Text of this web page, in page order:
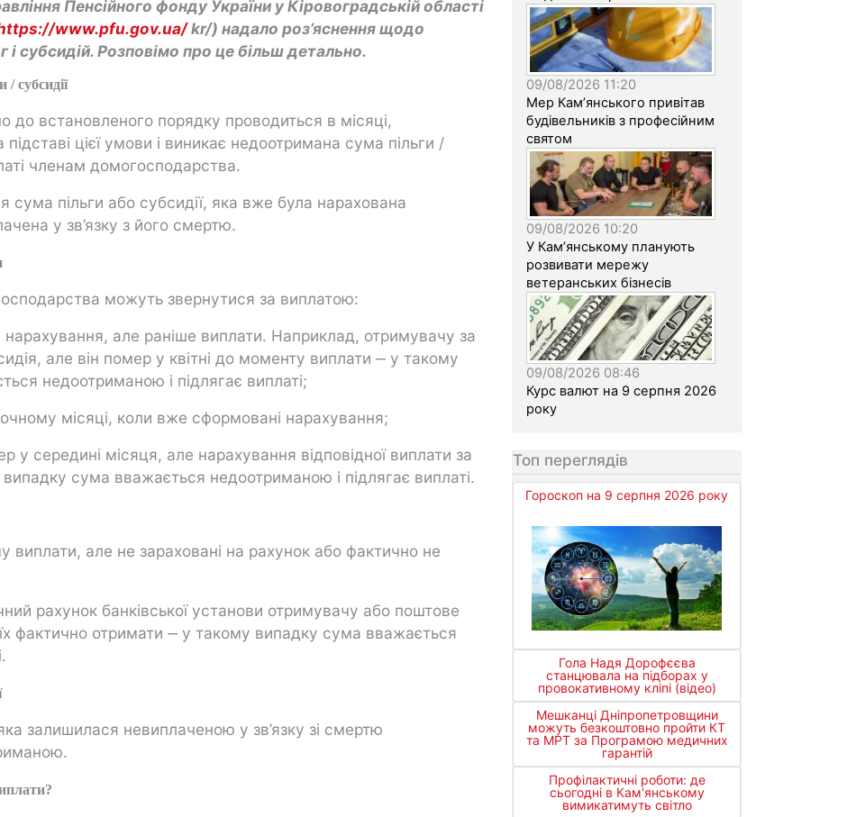
Пенсійного фонду України у Кіровоградській області
www.pfu.gov.ua/kr/) надало роз’яснення щодо
субсидій. Розповімо про це більш детально.
субсидії
до встановленого порядку проводиться в місяці,
цієї умови і виникає недоотримана сума пільги /
членам домогосподарства.
пільги або субсидії, яка вже була нарахована
у зв’язку з його смертю.
можуть звернутися за виплатою:
але раніше виплати. Наприклад, отримувачу за
але він помер у квітні до моменту виплати ‒ у такому
недоотриманою і підлягає виплаті;
місяці, коли вже сформовані нарахування;
у середині місяця, але нарахування відповідної виплати за
сума вважається недоотриманою і підлягає виплаті.
виплати, але не зараховані на рахунок або фактично не
рахунок банківської установи отримувачу або поштове
фактично отримати ‒ у такому випадку сума вважається
залишилася невиплаченою у зв’язку зі смертю
09/08/2026 11:20
Мер Кам’янського привітав
будівельників з професійним
святом
09/08/2026 10:20
У Кам’янському планують
розвивати мережу
ветеранських бізнесів
09/08/2026 08:46
Курс валют на 9 серпня 2026
року
Топ переглядів
Гороскоп на 9 серпня 2026 року
Гола Надя Дорофєєва
станцювала на підборах у
провокативному кліпі (відео)
Мешканці Дніпропетровщини
можуть безкоштовно пройти КТ
та МРТ за Програмою медичних
гарантій
Профілактичні роботи: де
сьогодні в Кам'янському
вимикатимуть світло